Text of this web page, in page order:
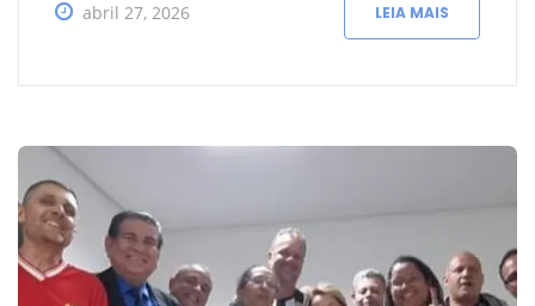
abril 27, 2026 LEIA MAIS